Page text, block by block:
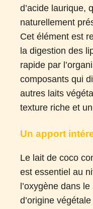
d’acide laurique,
naturellement
Cet élément est
la digestion des
rapide par
composants qui
autres laits
texture riche et
Un apport
Le lait de coco
est essentiel au
l’oxygène dans
d’origine